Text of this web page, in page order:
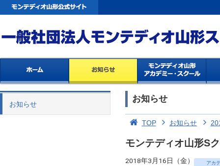
お知らせ
お知らせ
TOP お知らせ
モンテディオ山形S
2018年3月16日（金） アカ